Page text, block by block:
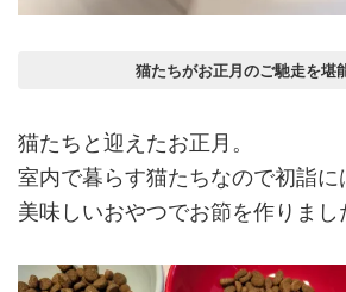
猫たちがお正月のご馳走を堪
猫たちと迎えたお正月。
室内で暮らす猫たちなので初詣に
美味しいおやつでお節を作りまし